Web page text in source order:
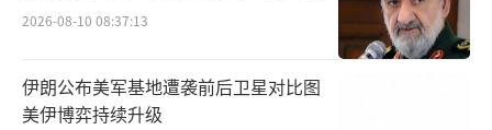
2026-08-10 08:37:13
伊朗公布美军基地遭袭前后卫星对比图
美伊博弈持续升级